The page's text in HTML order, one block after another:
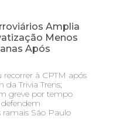
Amplia
Menos
Após
recorrer à CPTM após
da Trivia Trens;
greve por tempo
ramais São Paulo